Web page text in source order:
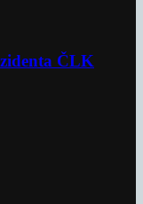
ČLK